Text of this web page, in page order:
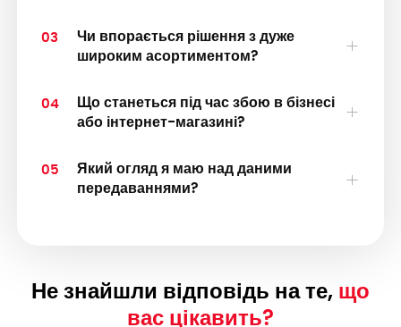
03
Чи впорається рішення з дуже
широким асортиментом?
04
Що станеться під час збою в бізнесі
або інтернет-магазині?
05
Який огляд я маю над даними
передаваннями?
Не знайшли відповідь на те, що
вас цікавить?